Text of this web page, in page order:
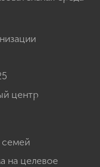
центр
семей
на целевое